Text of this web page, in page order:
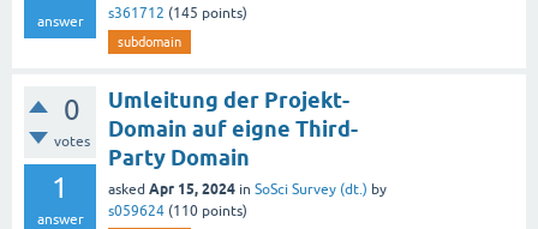
answer
s361712 (145 points)
subdomain
0
votes
1
answer
Umleitung der Projekt-
Domain auf eigne Third-
Party Domain
asked Apr 15, 2024 in SoSci Survey (dt.) by
s059624 (110 points)